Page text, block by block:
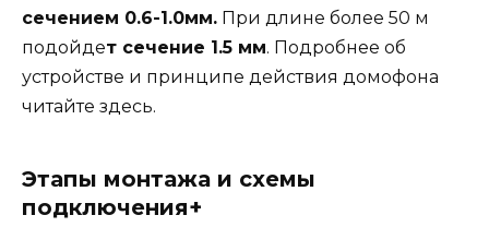
сечением 0.6-1.0мм. При длине более 50 м
подойдет сечение 1.5 мм. Подробнее об
устройстве и принципе действия домофона
читайте здесь.
Этапы монтажа и схемы
подключения+